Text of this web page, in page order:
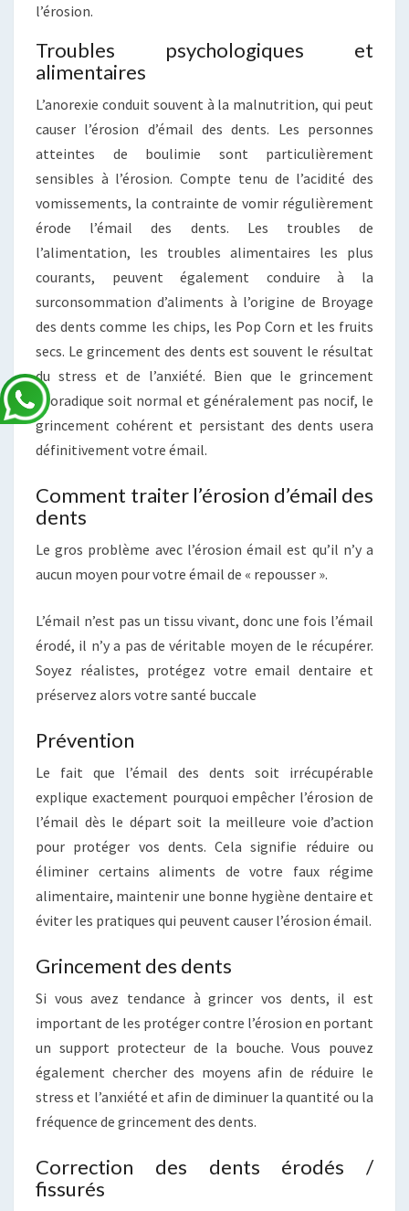
l’érosion.
Troubles psychologiques et
alimentaires
L’anorexie conduit souvent à la malnutrition, qui peut
causer l’érosion d’émail des dents. Les personnes
atteintes de boulimie sont particulièrement
sensibles à l’érosion. Compte tenu de l’acidité des
vomissements, la contrainte de vomir régulièrement
érode l’émail des dents. Les troubles de
l’alimentation, les troubles alimentaires les plus
courants, peuvent également conduire à la
surconsommation d’aliments à l’origine de Broyage
des dents comme les chips, les Pop Corn et les fruits
secs. Le grincement des dents est souvent le résultat
du stress et de l’anxiété. Bien que le grincement
sporadique soit normal et généralement pas nocif, le
grincement cohérent et persistant des dents usera
définitivement votre émail.
Comment traiter l’érosion d’émail des
dents
Le gros problème avec l’érosion émail est qu’il n’y a
aucun moyen pour votre émail de « repousser ».
L’émail n’est pas un tissu vivant, donc une fois l’émail
érodé, il n’y a pas de véritable moyen de le récupérer.
Soyez réalistes, protégez votre email dentaire et
préservez alors votre santé buccale
Prévention
Le fait que l’émail des dents soit irrécupérable
explique exactement pourquoi empêcher l’érosion de
l’émail dès le départ soit la meilleure voie d’action
pour protéger vos dents. Cela signifie réduire ou
éliminer certains aliments de votre faux régime
alimentaire, maintenir une bonne hygiène dentaire et
éviter les pratiques qui peuvent causer l’érosion émail.
Grincement des dents
Si vous avez tendance à grincer vos dents, il est
important de les protéger contre l’érosion en portant
un support protecteur de la bouche. Vous pouvez
également chercher des moyens afin de réduire le
stress et l’anxiété et afin de diminuer la quantité ou la
fréquence de grincement des dents.
Correction des dents érodés /
fissurés